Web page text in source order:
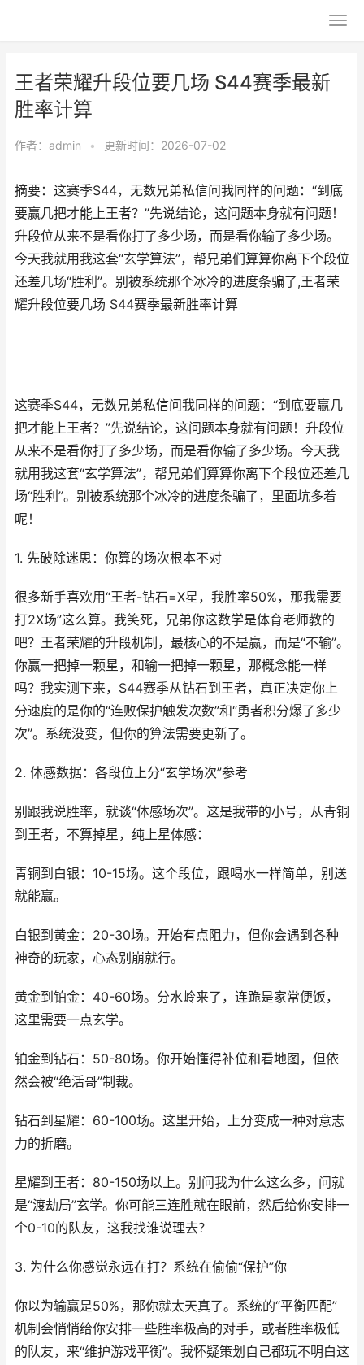
王者荣耀升段位要几场 S44赛季最新
胜率计算
作者： admin • 更新时间：2026-07-02
摘要：这赛季S44，无数兄弟私信问我同样的问题：“到底
要赢几把才能上王者？”先说结论，这问题本身就有问题！
升段位从来不是看你打了多少场，而是看你输了多少场。
今天我就用我这套“玄学算法”，帮兄弟们算算你离下个段位
还差几场“胜利”。别被系统那个冰冷的进度条骗了,王者荣
耀升段位要几场 S44赛季最新胜率计算
这赛季S44，无数兄弟私信问我同样的问题：“到底要赢几
把才能上王者？”先说结论，这问题本身就有问题！升段位
从来不是看你打了多少场，而是看你输了多少场。今天我
就用我这套“玄学算法”，帮兄弟们算算你离下个段位还差几
场“胜利”。别被系统那个冰冷的进度条骗了，里面坑多着
呢！
1. 先破除迷思：你算的场次根本不对
很多新手喜欢用“王者-钻石=X星，我胜率50%，那我需要
打2X场”这么算。我笑死，兄弟你这数学是体育老师教的
吧？王者荣耀的升段机制，最核心的不是赢，而是“不输”。
你赢一把掉一颗星，和输一把掉一颗星，那概念能一样
吗？我实测下来，S44赛季从钻石到王者，真正决定你上
分速度的是你的“连败保护触发次数”和“勇者积分爆了多少
次”。系统没变，但你的算法需要更新了。
2. 体感数据：各段位上分“玄学场次”参考
别跟我说胜率，就谈“体感场次”。这是我带的小号，从青铜
到王者，不算掉星，纯上星体感：
青铜到白银：10-15场。这个段位，跟喝水一样简单，别送
就能赢。
白银到黄金：20-30场。开始有点阻力，但你会遇到各种
神奇的玩家，心态别崩就行。
黄金到铂金：40-60场。分水岭来了，连跪是家常便饭，
这里需要一点玄学。
铂金到钻石：50-80场。你开始懂得补位和看地图，但依
然会被“绝活哥”制裁。
钻石到星耀：60-100场。这里开始，上分变成一种对意志
力的折磨。
星耀到王者：80-150场以上。别问我为什么这么多，问就
是“渡劫局”玄学。你可能三连胜就在眼前，然后给你安排一
个0-10的队友，这我找谁说理去？
3. 为什么你感觉永远在打？系统在偷偷“保护”你
你以为输赢是50%，那你就太天真了。系统的“平衡匹配”
机制会悄悄给你安排一些胜率极高的对手，或者胜率极低
的队友，来“维护游戏平衡”。我怀疑策划自己都玩不明白这